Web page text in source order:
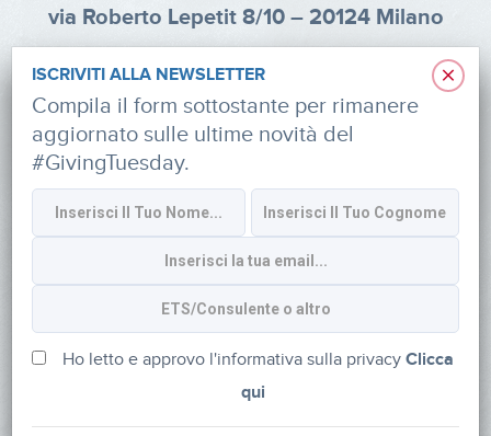
via Roberto Lepetit 8/10 – 20124 Milano
Tel: +39 02 47924880
CF: 91374340379
SOCIAL
×
ISCRIVITI ALLA NEWSLETTER
Compila il form sottostante per rimanere
aggiornato sulle ultime novità del
#GivingTuesday.
Ho letto e approvo l'informativa sulla privacyClicca
qui
Powered by